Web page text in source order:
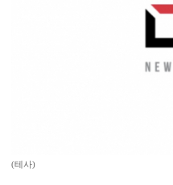
(테사)